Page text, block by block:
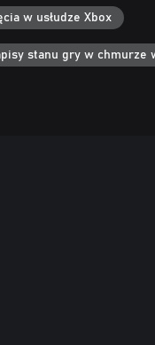
w usłudze Xbox
stanu gry w chmurze